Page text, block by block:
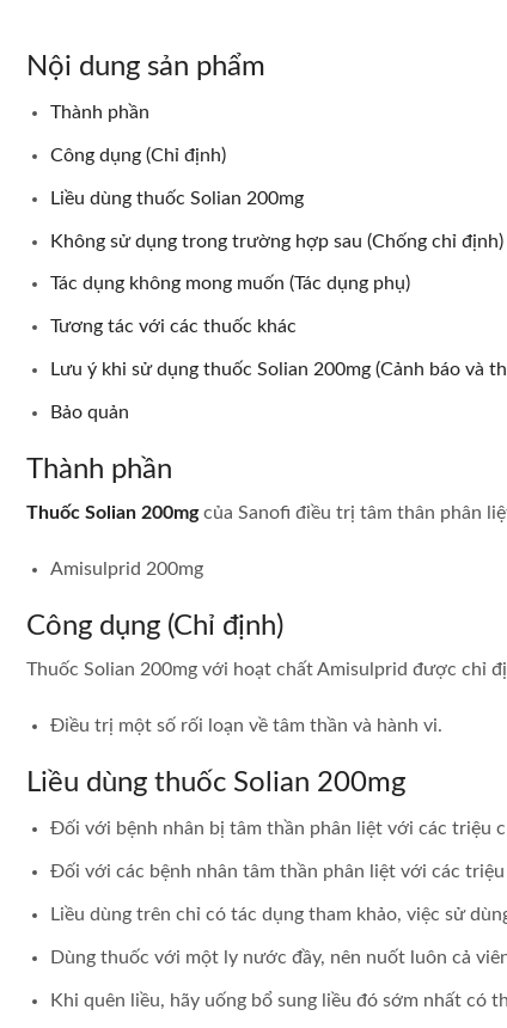
Nội dung sản phẩm
Thành phần
Công dụng (Chỉ định)
Liều dùng thuốc Solian 200mg
Không sử dụng trong trường hợp sau (Chống chỉ định)
Tác dụng không mong muốn (Tác dụng phụ)
Tương tác với các thuốc khác
Lưu ý khi sử dụng thuốc Solian 200mg (Cảnh báo và
Bảo quản
Thành phần
Thuốc Solian 200mgcủa Sanofi điều trị tâm thân phân
Amisulprid 200mg
Công dụng (Chỉ định)
Thuốc Solian 200mg với hoạt chất Amisulprid được chỉ
Điều trị một số rối loạn về tâm thần và hành vi.
Liều dùng thuốc Solian 200mg
Đối với bệnh nhân bị tâm thần phân liệt với các triệu
Đối với các bệnh nhân tâm thần phân liệt với các
Liều dùng trên chỉ có tác dụng tham khảo, việc sử
Dùng thuốc với một ly nước đầy, nên nuốt luôn cả
Khi quên liều, hãy uống bổ sung liều đó sớm nhất có